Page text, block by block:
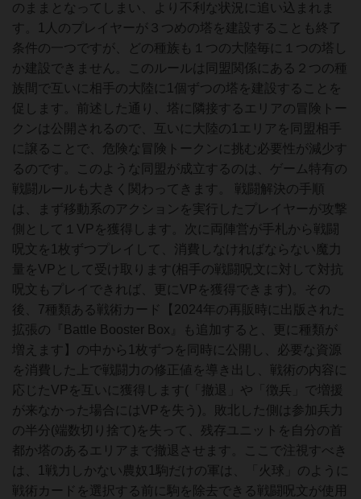
のままとなってしまい、より不利な状況に追い込まれま
す。1人のプレイヤーが３つめの塔を建設することも終了
条件の一つですが、どの種族も１つの大陸毎に１つの塔し
か建設できません。このルールは同盟関係にある２つの種
族間で互いに相手の大陸に1個ずつの塔を建設することを
促します。前述した通り、塔に隣接するエリアの冒険トー
クンは公開されるので、互いに大陸の1エリアを同盟相手
に譲ることで、危険な冒険トークンに挑む必要性が減少す
るのです。このような同盟が成立するのは、ゲーム特有の
戦闘ルールも大きく関わってきます。 戦闘解決の手順
は、まず移動系のアクションを実行したプレイヤーが攻撃
側として１VPを獲得します。次に両陣営が手札から戦闘
呪文を1枚ずつプレイして、消費しなければならない魔力
量をVPとして受け取ります(相手の戦闘呪文に対して対抗
呪文もプレイできれば、更にVPを獲得できます)。その
後、7種類ある戦術カード【2024年の再販時に出版された
拡張の『Battle Booster Box』も追加すると、更に種類が
増えます】の中から1枚ずつを同時に公開し、必要な資源
を消費した上で戦闘力の修正値を導き出し、戦術の内容に
応じたVPを互いに獲得します(「撤退」や「徴兵」で増援
が来なかった場合にはVPを失う)。敗北した側は参加兵力
の半分(端数切り捨て)を失って、残存ユニットを自分の首
都か塔のあるエリアまで撤退させます。ここで注視すべき
は、1戦力しかない農奴1駒だけの軍は、「火球」のように
戦術カードを選択する前に駒を除去できる戦闘呪文が使用